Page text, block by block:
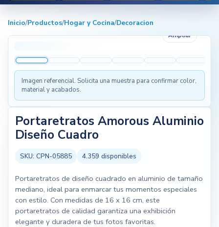
Inicio/Productos/Hogar y Cocina/Decoracion
Ampliar
Imagen referencial. Solicita una muestra para confirmar color,
material y acabados.
Portaretratos Amorous Aluminio
Diseño Cuadro
SKU: CPN-05885 4.359 disponibles
Portaretratos de diseño cuadrado en aluminio de tamaño
mediano, ideal para enmarcar tus momentos especiales
con estilo. Con medidas de 16 x 16 cm, este
portaretratos de calidad garantiza una exhibición
elegante y duradera de tus fotos favoritas.